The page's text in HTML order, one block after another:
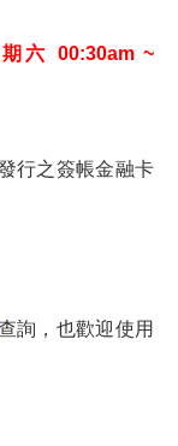
六 00:30am ~
行之簽帳金融卡
詢，也歡迎使用